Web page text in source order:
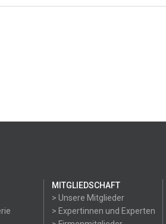
MITGLIEDSCHAFT
> Unsere Mitglieder
> Expertinnen und Experten